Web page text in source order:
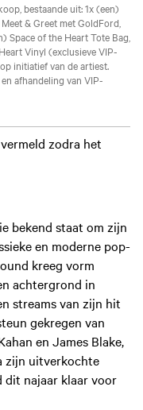
bestaande uit: 1x (een)
& Greet met GoldFord,
Space of the Heart Tote Bag,
Vinyl (exclusieve VIP-
initiatief van de artiest.
afhandeling van VIP-
zodra het
bekend staat om zijn
en moderne pop-
kreeg vorm
achtergrond in
streams van zijn hit
gekregen van
en James Blake,
zijn uitverkochte
dit najaar klaar voor